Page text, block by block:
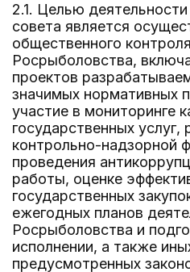
2.1. Целью
совета является
общественного
Росрыболовства,
проектов
значимых нормативных
участие в мониторинге
государственных услуг,
контрольно-надзорной
проведения
работы, оценке
государственных
ежегодных планов
Росрыболовства и
исполнении, а также
предусмотренных